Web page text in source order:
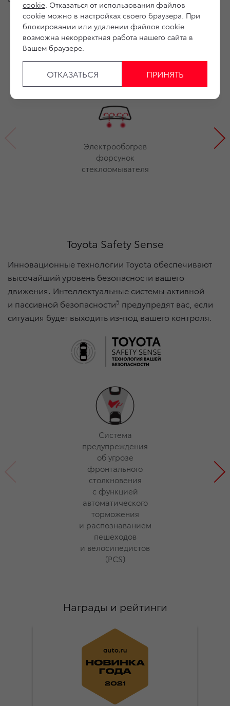
Электрообогрев
форсунок
стеклоомывателя
Toyota Safety Sense
Инновационные технологии Toyota обеспечивают
высочайший уровень безопасности вашего
движения. Интеллектуальные системы активной
и пассивной безопасности5 предупредят вас, если
ситуация будет выходить из-под вашего контроля.
Cистема
предупреждения
об угрозе
фронтального
столкновения
с функцией
автоматического
торможения
и распознаванием
пешеходов
и велосипедистов
(PCS)
Награды и рейтинги
cookie. Отказаться от использования файлов
cookie можно в настройках своего браузера. При
блокировании или удалении файлов cookie
возможна некорректная работа нашего сайта в
Вашем браузере.
ОТКАЗАТЬСЯ ПРИНЯТЬ